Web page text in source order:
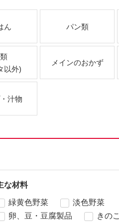
ん パン類
以外)
メインのおかず
汁物
な材料
緑黄色野菜
淡色野菜
卵、豆・豆腐製品
きの